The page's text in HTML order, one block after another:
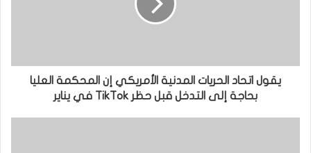
يقول اتحاد الحريات المدنية الأمريكي إن المحكمة العليا
بحاجة إلى التدخل قبل حظر TikTok في يناير